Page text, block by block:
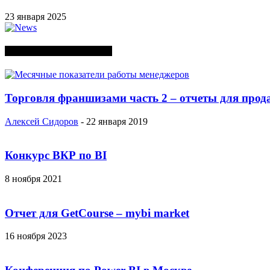
23 января 2025
Торговля франшизами часть 2 – отчеты для
Алексей Сидоров - 22 января 2019
Конкурс ВКР по BI
8 ноября 2021
Отчет для GetCourse – mybi market
16 ноября 2023